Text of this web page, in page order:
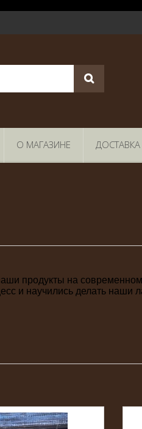
О МАГАЗИНЕ ДОСТАВКА
продукты на
и научились делать